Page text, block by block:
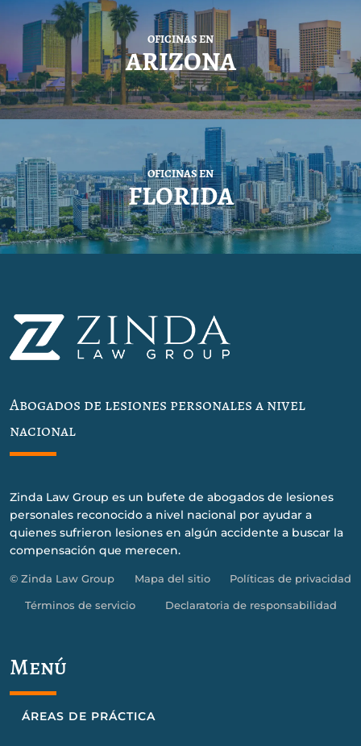
OFICINAS EN
ARIZONA
OFICINAS EN
FLORIDA
Abogados de lesiones personales a nivel
nacional
Zinda Law Group es un bufete de abogados de lesiones
personales reconocido a nivel nacional por ayudar a
quienes sufrieron lesiones en algún accidente a buscar la
compensación que merecen.
© Zinda Law Group Mapa del sitio Políticas de privacidad
Términos de servicio Declaratoria de responsabilidad
Menú
ÁREAS DE PRÁCTICA